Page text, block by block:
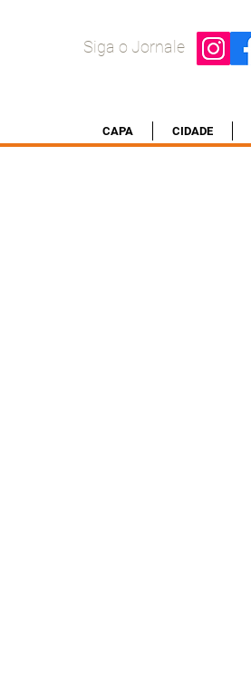
Siga o Jornale
CAPA CIDADE